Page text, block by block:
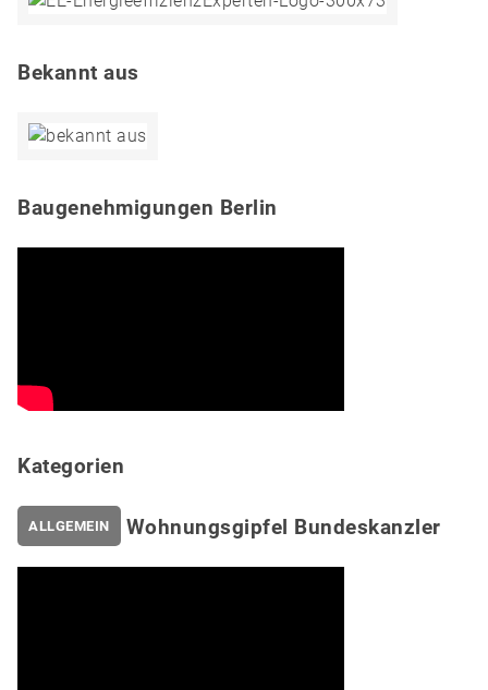
Bekannt aus
Baugenehmigungen Berlin
Kategorien
ALLGEMEIN Wohnungsgipfel Bundeskanzler